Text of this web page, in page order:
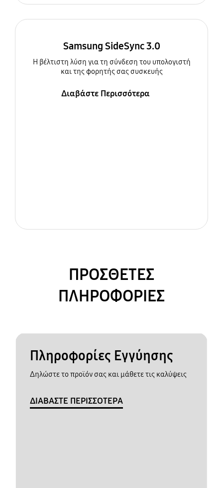
Samsung SideSync 3.0
Η βέλτιστη λύση για τη σύνδεση του υπολογιστή
και της φορητής σας συσκευής
Διαβάστε Περισσότερα
ΠΡΟΣΘΕΤΕΣ
ΠΛΗΡΟΦΟΡΙΕΣ
Πληροφορίες Εγγύησης
Δηλώστε το προϊόν σας και μάθετε τις καλύψεις
ΔΙΑΒΑΣΤΕ ΠΕΡΙΣΣΟΤΕΡΑ